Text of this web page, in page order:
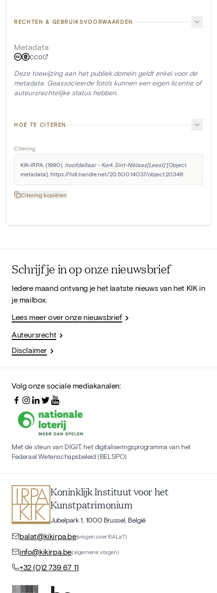
RECHTEN & GEBRUIKSVOORWAARDEN
Metadata
CC0
Deze toewijzing aan het publiek domein geldt enkel voor de
metadata. Geassocieerde foto's kunnen een eigen licentie of
auteursrechtelijke status hebben.
HOE TE CITEREN
Citering
KIK-IRPA. (1990). hoofdaltaar - Kerk Sint-Niklaas[Leest] [Object
metadata]. https://hdl.handle.net/20.500.14037/object.20346
Citering kopiëren
Schrijf je in op onze nieuwsbrief
Iedere maand ontvang je het laatste nieuws van het KIK in
je mailbox.
Lees meer over onze nieuwsbrief
Auteursrecht
Disclaimer
Volg onze sociale mediakanalen:
Met de steun van DIGIT, het digitaliseringsprogramma van het
Federaal Wetenschapsbeleid (BELSPO)
Koninklijk Instituut voor het
Kunstpatrimonium
Jubelpark 1, 1000 Brussel, België
balat@kikirpa.be(vragen over BALaT)
info@kikirpa.be(algemene vragen)
+32 (0)2 739 67 11